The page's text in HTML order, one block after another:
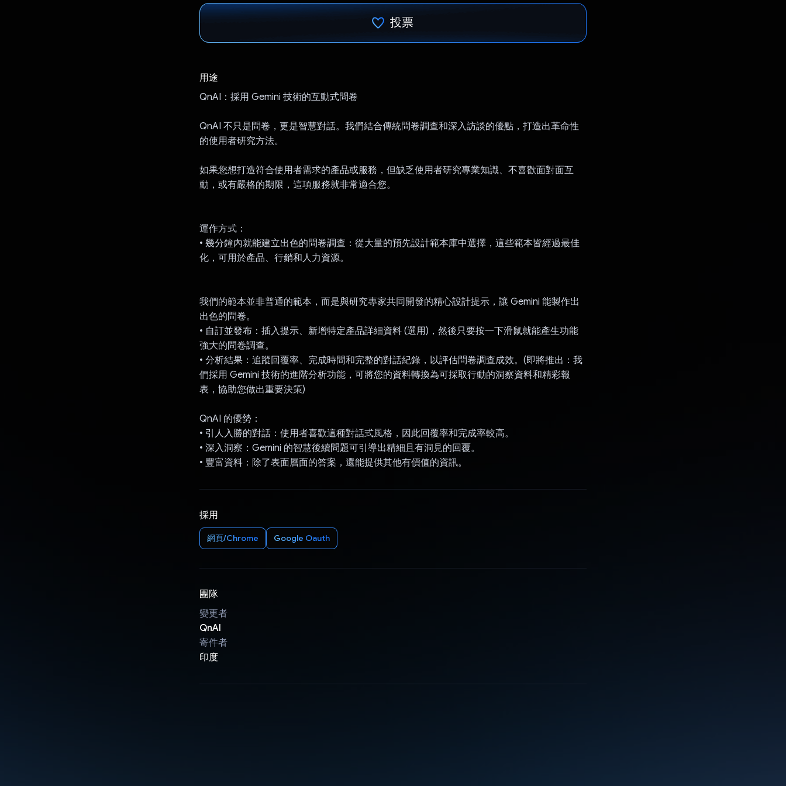
投票
用途
QnAI：採用 Gemini 技術的互動式問卷
QnAI 不只是問卷，更是智慧對話。我們結合傳統問卷調查和深入訪談的優點，打造出革命性
的使用者研究方法。
如果您想打造符合使用者需求的產品或服務，但缺乏使用者研究專業知識、不喜歡面對面互
動，或有嚴格的期限，這項服務就非常適合您。
運作方式：
• 幾分鐘內就能建立出色的問卷調查：從大量的預先設計範本庫中選擇，這些範本皆經過最佳
化，可用於產品、行銷和人力資源。
我們的範本並非普通的範本，而是與研究專家共同開發的精心設計提示，讓 Gemini 能製作出
出色的問卷。
• 自訂並發布：插入提示、新增特定產品詳細資料 (選用)，然後只要按一下滑鼠就能產生功能
強大的問卷調查。
• 分析結果：追蹤回覆率、完成時間和完整的對話紀錄，以評估問卷調查成效。(即將推出：我
們採用 Gemini 技術的進階分析功能，可將您的資料轉換為可採取行動的洞察資料和精彩報
表，協助您做出重要決策)
QnAI 的優勢：
• 引人入勝的對話：使用者喜歡這種對話式風格，因此回覆率和完成率較高。
• 深入洞察：Gemini 的智慧後續問題可引導出精細且有洞見的回覆。
• 豐富資料：除了表面層面的答案，還能提供其他有價值的資訊。
採用
網頁/Chrome Google Oauth
團隊
變更者
QnAI
寄件者
印度